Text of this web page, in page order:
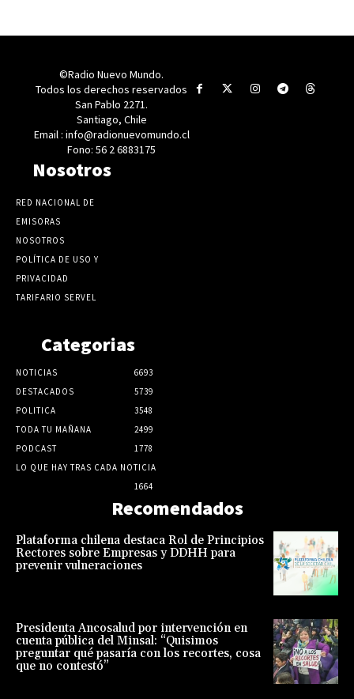
©Radio Nuevo Mundo.
Todos los derechos reservados
San Pablo 2271.
Santiago, Chile
Email : info@radionuevomundo.cl
Fono: 56 2 6883175
Nosotros
RED NACIONAL DE
EMISORAS
NOSOTROS
POLÍTICA DE USO Y
PRIVACIDAD
TARIFARIO SERVEL
Categorias
NOTICIAS
6693
DESTACADOS
5739
POLITICA
3548
TODA TU MAÑANA
2499
PODCAST
1778
LO QUE HAY TRAS CADA NOTICIA
1664
Recomendados
Plataforma chilena destaca Rol de Principios
Rectores sobre Empresas y DDHH para
prevenir vulneraciones
Presidenta Ancosalud por intervención en
cuenta pública del Minsal: “Quisimos
preguntar qué pasaría con los recortes, cosa
que no contestó”